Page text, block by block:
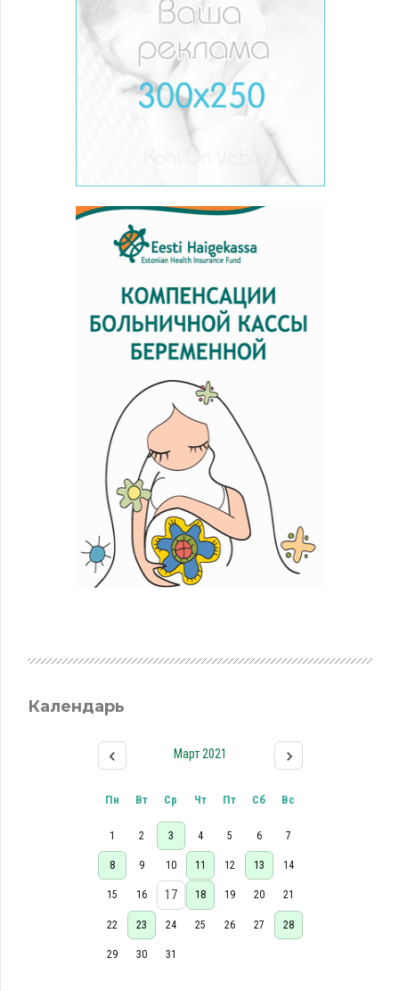
Календарь
Март 2021
Пн Вт Ср Чт Пт Сб Вс
1 2 3 4 5 6 7
8 9 10 11 12 13 14
15 16 17 18 19 20 21
22 23 24 25 26 27 28
29 30 31